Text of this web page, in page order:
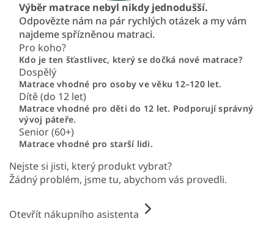
Výběr matrace nebyl nikdy jednodušší.
Odpovězte nám na pár rychlých otázek a my vám
najdeme spřízněnou matraci.
Pro koho?
Kdo je ten šťastlivec, který se dočká nové matrace?
Dospělý
Matrace vhodné pro osoby ve věku 12–120 let.
Dítě (do 12 let)
Matrace vhodné pro děti do 12 let. Podporují správný
vývoj páteře.
Senior (60+)
Matrace vhodné pro starší lidi.
Nejste si jisti, který produkt vybrat?
Žádný problém, jsme tu, abychom vás provedli.
Otevřít nákupního asistenta